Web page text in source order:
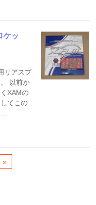
ケッ
リアスプ
以前か
XAMの
てこの
»